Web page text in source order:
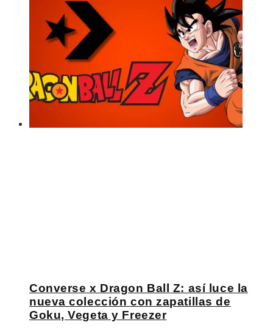
Converse x Dragon Ball Z: así luce la
nueva colección con zapatillas de
Goku, Vegeta y Freezer